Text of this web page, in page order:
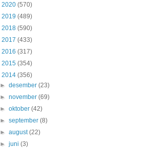
2020 (570)
2019 (489)
2018 (590)
2017 (433)
2016 (317)
2015 (354)
2014 (356)
►desember(23)
►november(69)
►oktober(42)
►september(8)
►august(22)
►juni(3)